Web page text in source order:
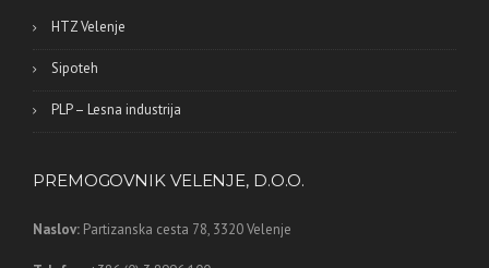
HTZ Velenje
Sipoteh
PLP – Lesna industrija
PREMOGOVNIK VELENJE, D.O.O.
Naslov: Partizanska cesta 78, 3320 Velenje